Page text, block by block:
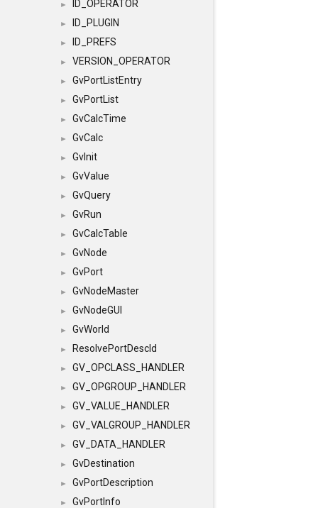
► ID_OPERATOR
► ID_PLUGIN
► ID_PREFS
► VERSION_OPERATOR
► GvPortListEntry
► GvPortList
► GvCalcTime
► GvCalc
► GvInit
► GvValue
► GvQuery
► GvRun
► GvCalcTable
► GvNode
► GvPort
► GvNodeMaster
► GvNodeGUI
► GvWorld
► ResolvePortDescId
► GV_OPCLASS_HANDLER
► GV_OPGROUP_HANDLER
► GV_VALUE_HANDLER
► GV_VALGROUP_HANDLER
► GV_DATA_HANDLER
► GvDestination
► GvPortDescription
► GvPortInfo